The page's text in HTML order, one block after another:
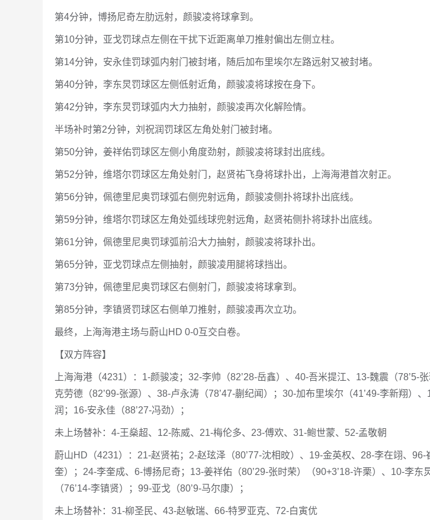
第4分钟，博扬尼奇左肋远射，颜骏凌将球拿到。
第10分钟，亚戈罚球点左侧在干扰下近距离单刀推射偏出左侧立柱。
第14分钟，安永佳罚球弧内射门被封堵，随后加布里埃尔左路远射又被封堵。
第40分钟，李东炅罚球区左侧低射近角，颜骏凌将球按在身下。
第42分钟，李东炅罚球弧内大力抽射，颜骏凌再次化解险情。
半场补时第2分钟，刘祝润罚球区左角处射门被封堵。
第50分钟，姜祥佑罚球区左侧小角度劲射，颜骏凌将球封出底线。
第52分钟，维塔尔罚球区左角处射门，赵贤祐飞身将球扑出，上海海港首次射正。
第56分钟，佩德里尼奥罚球弧右侧兜射远角，颜骏凌侧扑将球扑出底线。
第59分钟，维塔尔罚球区左角处弧线球兜射远角，赵贤祐侧扑将球扑出底线。
第61分钟，佩德里尼奥罚球弧前沿大力抽射，颜骏凌将球扑出。
第65分钟，亚戈罚球点左侧抽射，颜骏凌用腿将球挡出。
第73分钟，佩德里尼奥罚球区右侧射门，颜骏凌将球拿到。
第85分钟，李镇贤罚球区右侧单刀推射，颜骏凌再次立功。
最终，上海海港主场与蔚山HD 0-0互交白卷。
【双方阵容】
上海海港（4231）：1-颜骏凌；32-李帅（82’28-岳鑫）、40-吾米提江、13-魏震（78’5-
克劳德（82’99-张源）、38-卢永涛（78’47-蒯纪闻）；30-加布里埃尔（41’49-李新翔）
润；16-安永佳（88’27-冯劲）；
未上场替补：4-王燊超、12-陈威、21-梅伦多、23-傅欢、31-鲍世蒙、52-孟敬朝
蔚山HD（4231）：21-赵贤祐；2-赵玹泽（80’77-沈相旼）、19-金英权、28-李在翊、96-
奎）；24-李奎成、6-博扬尼奇；13-姜祥佑（80’29-张时荣）（90+3’18-许栗）、10-李东
（76’14-李镇贤）；99-亚戈（80’9-马尔康）；
未上场替补：31-柳圣民、43-赵敏瑞、66-特罗亚克、72-白寅优